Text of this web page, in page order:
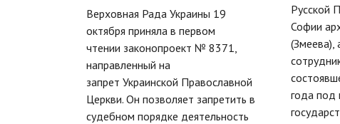
Верховная Рада Украины 19
октября приняла в первом
чтении законопроект № 8371,
направленный на
запрет Украинской Православной
Церкви. Он позволяет запретить в
судебном порядке деятельность
Русской
Софии
(Змеева),
года под